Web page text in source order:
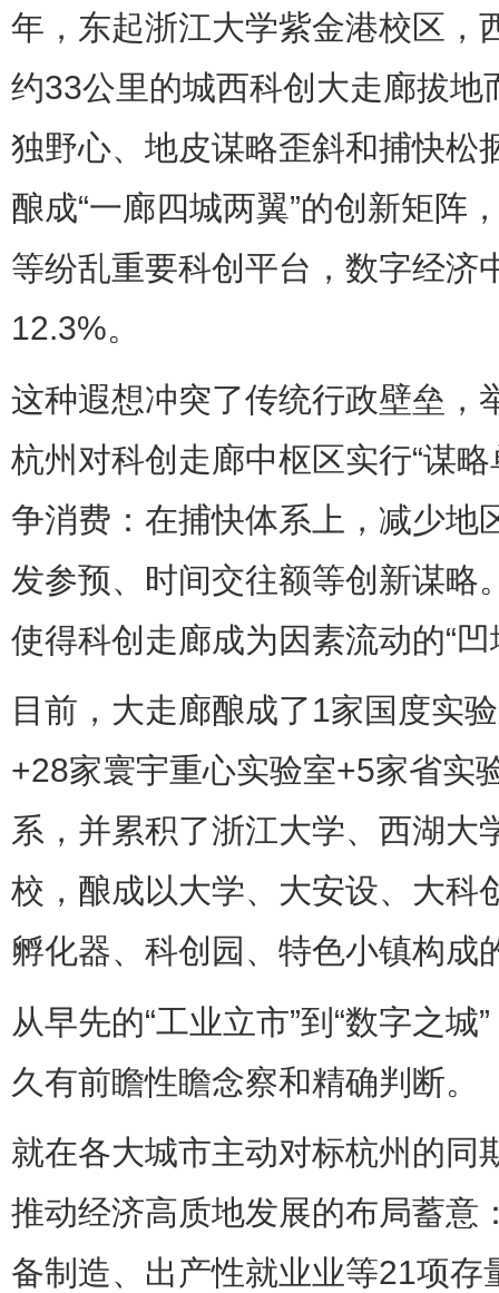
年，东起浙江大学紫金港校区，
约33公里的城西科创大走廊拔地
独野心、地皮谋略歪斜和捕快松
酿成“一廊四城两翼”的创新矩阵
等纷乱重要科创平台，数字经济
12.3%。
这种遐想冲突了传统行政壁垒，
杭州对科创走廊中枢区实行“谋
争消费：在捕快体系上，减少地
发参预、时间交往额等创新谋略
使得科创走廊成为因素流动的“凹
目前，大走廊酿成了1家国度实
+28家寰宇重心实验室+5家省实
系，并累积了浙江大学、西湖大
校，酿成以大学、大安设、大科
孵化器、科创园、特色小镇构成
从早先的“工业立市”到“数字之
久有前瞻性瞻念察和精确判断。
就在各大城市主动对标杭州的同
推动经济高质地发展的布局蓄意
备制造、出产性就业业等21项存